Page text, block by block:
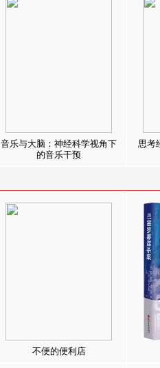
音乐与大脑：神经科学视角下
的音乐干预
思考
不便的便利店